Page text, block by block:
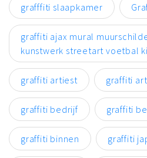
grafffiti slaapkamer
graffiti ajax mural
kunstwerk streetart voetbal
graffiti artiest graffiti
graffiti bedrijf graffiti
graffiti binnen graffiti